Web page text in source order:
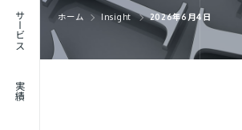
サービス
実績
RECRUIT
ホーム Insight 2026年6月4日